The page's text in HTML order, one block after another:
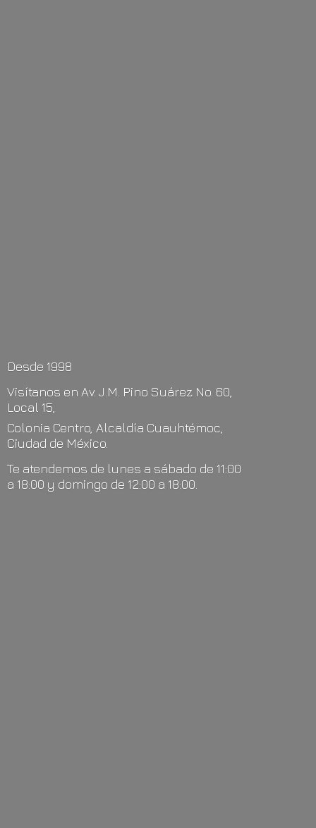
Desde 1998
Visítanos en Av. J.M. Pino Suárez No. 60,
Local 15,
Colonia Centro, Alcaldía Cuauhtémoc,
Ciudad de México.
Te atendemos de lunes a sábado de 11:00
a 18:00 y domingo de 12:00 a 18:00.